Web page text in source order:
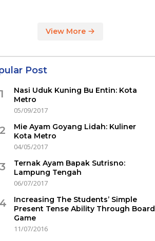
View More
Post
Nasi Uduk Kuning Bu Entin: Kota
Metro
05/09/2017
Mie Ayam Goyang Lidah: Kuliner
Kota Metro
04/05/2017
Ternak Ayam Bapak Sutrisno:
Lampung Tengah
06/07/2017
Increasing The Students’ Simple
Present Tense Ability Through Board
Game
11/07/2016